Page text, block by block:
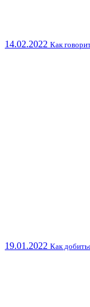
14.02.2022 Как
19.01.2022 Как